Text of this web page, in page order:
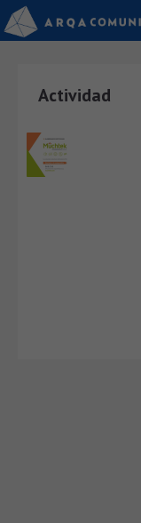
Actividad